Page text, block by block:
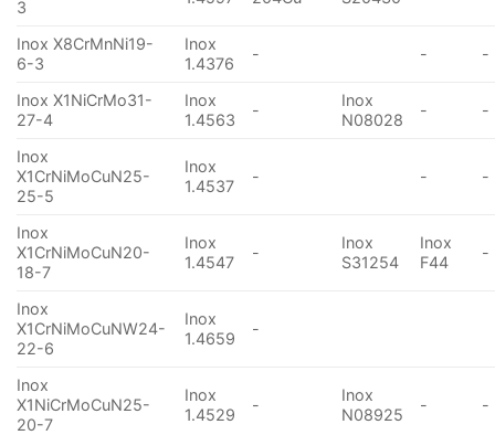
3
Inox X8CrMnNi19-
6-3
Inox
1.4376
- - -
Inox X1NiCrMo31-
27-4
Inox
1.4563
-
Inox
N08028
- -
Inox
X1CrNiMoCuN25-
25-5
Inox
1.4537
- - -
Inox
X1CrNiMoCuN20-
18-7
Inox
1.4547
-
Inox
S31254
Inox
F44
-
Inox
X1CrNiMoCuNW24-
22-6
Inox
1.4659
-
Inox
X1NiCrMoCuN25-
20-7
Inox
1.4529
-
Inox
N08925
- -